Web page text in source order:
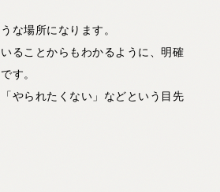
な場所になります。
ることからもわかるように、明確
す。
やられたくない」などという目先